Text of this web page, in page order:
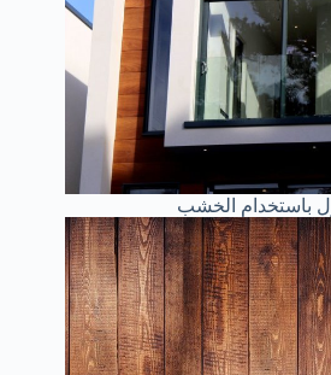
باستخدام الخشب